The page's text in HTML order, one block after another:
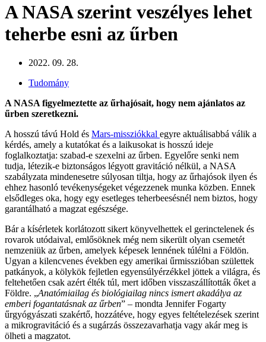
A NASA szerint veszélyes lehet
teherbe esni az űrben
2022. 09. 28.
Tudomány
A NASA figyelmeztette az űrhajósait, hogy nem ajánlatos az
űrben szeretkezni.
A hosszú távú Hold és Mars-missziókkal egyre aktuálisabbá válik a
kérdés, amely a kutatókat és a laikusokat is hosszú ideje
foglalkoztatja: szabad-e szexelni az űrben. Egyelőre senki nem
tudja, létezik-e biztonságos légyott gravitáció nélkül, a NASA
szabályzata mindenesetre súlyosan tiltja, hogy az űrhajósok ilyen és
ehhez hasonló tevékenységeket végezzenek munka közben. Ennek
elsődleges oka, hogy egy esetleges teherbeesésnél nem biztos, hogy
garantálható a magzat egészsége.
Bár a kísérletek korlátozott sikert könyvelhettek el gerinctelenek és
rovarok utódaival, emlősöknek még nem sikerült olyan csemetét
nemzeniük az űrben, amelyek képesek lennének túlélni a Földön.
Ugyan a kilencvenes években egy amerikai űrmisszióban születtek
patkányok, a kölykök fejletlen egyensúlyérzékkel jöttek a világra, és
feltehetően csak azért élték túl, mert időben visszaszállították őket a
Földre. „Anatómiailag és biológiailag nincs ismert akadálya az
emberi fogantatásnak az űrben” – mondta Jennifer Fogarty
űrgyógyászati szakértő, hozzátéve, hogy egyes feltételezések szerint
a mikrogravitáció és a sugárzás összezavarhatja vagy akár meg is
ölheti a magzatot.